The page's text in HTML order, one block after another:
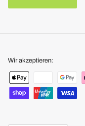
Wir akzeptieren: